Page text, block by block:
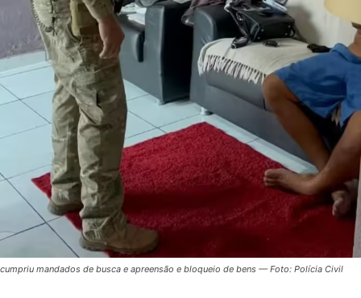
cumpriu mandados de busca e apreensão e bloqueio de bens — Foto: Polícia Civil